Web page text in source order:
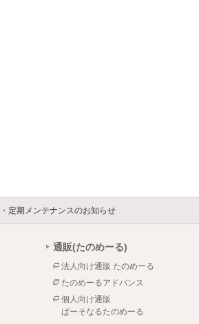
定期メンテナンスのお知らせ
通販(たのめーる)
法人向け通販 たのめーる
たのめーるアドバンス
個人向け通販
ぱーそなるたのめーる